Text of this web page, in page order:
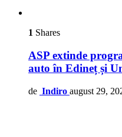
1 Shares
ASP extinde
auto în Edineț și
de Indiro august 29,